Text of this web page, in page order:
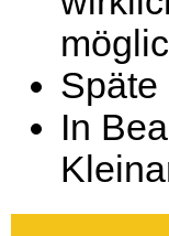
Späte
In